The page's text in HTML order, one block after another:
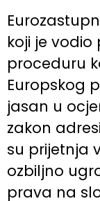
koji je
proceduru
Europskog
jasan u
zakon
su prijetnja
ozbiljno
prava na